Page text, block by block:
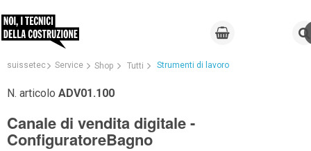
suissetec Service Shop Tutti Strumenti di lavoro
N. articolo ADV01.100
Canale di vendita digitale -
ConfiguratoreBagno